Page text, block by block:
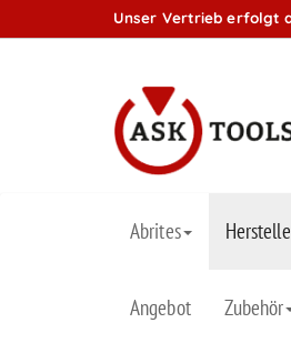
Unser Vertrieb erfolgt
Abrites
Angebot Zubehör